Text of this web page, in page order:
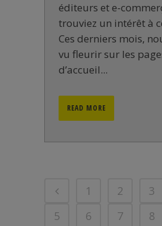
éditeurs et e-
trouviez un intérêt à
Ces derniers mois,
vu fleurir sur les
d’accueil...
READ MORE
1 2 3
5
6 7 8